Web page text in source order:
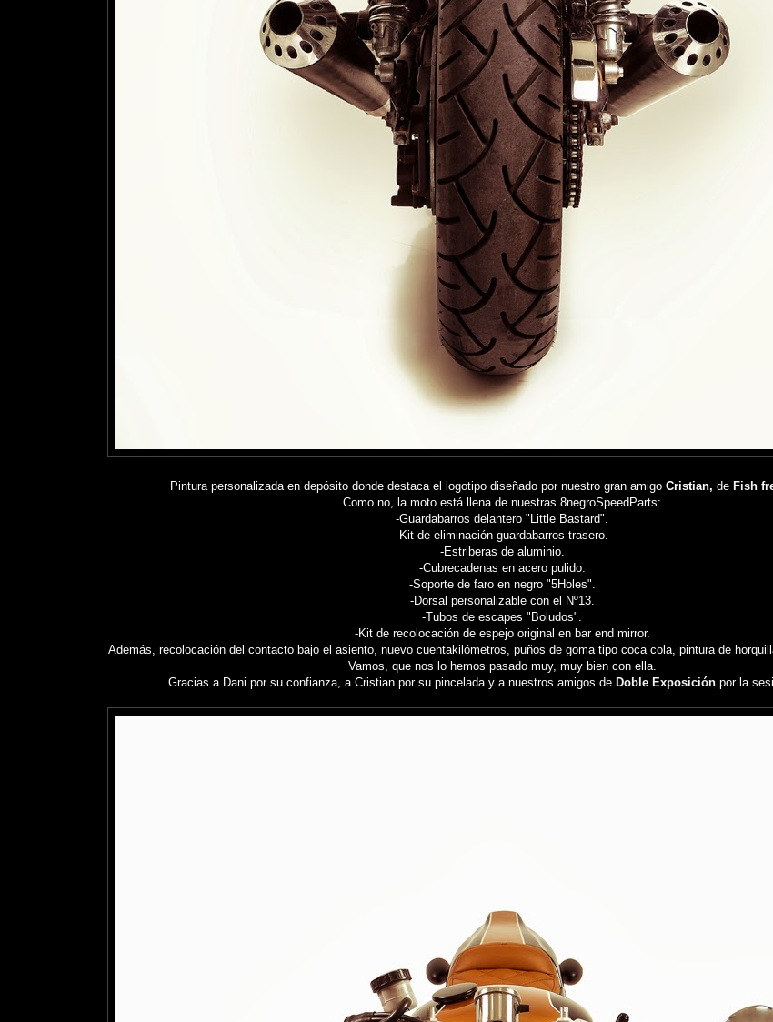
Pintura personalizada en depósito donde destaca el logotipo diseñado por nuestro gran amigo Cristian, de Fish
Como no, la moto está llena de nuestras 8negroSpeedParts:
-Guardabarros delantero "Little Bastard".
-Kit de eliminación guardabarros trasero.
-Estriberas de aluminio.
-Cubrecadenas en acero pulido.
-Soporte de faro en negro "5Holes".
-Dorsal personalizable con el Nº13.
-Tubos de escapes "Boludos".
-Kit de recolocación de espejo original en bar end mirror.
Además, recolocación del contacto bajo el asiento, nuevo cuentakilómetros, puños de goma tipo coca cola, pintura de
Vamos, que nos lo hemos pasado muy, muy bien con ella.
Gracias a Dani por su confianza, a Cristian por su pincelada y a nuestros amigos de Doble Exposiciónpor la